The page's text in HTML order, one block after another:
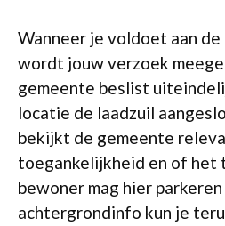
Wanneer je voldoet aan
wordt jouw verzoek
gemeente beslist
locatie de laadzuil
bekijkt de gemeente
toegankelijkheid en of het
bewoner mag hier
achtergrondinfo kun je